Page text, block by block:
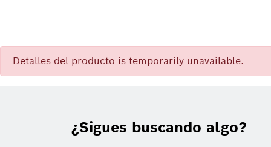
Detalles del producto is temporarily unavailable.
¿Sigues buscando algo?